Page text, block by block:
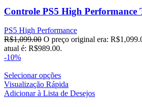
Controle PS5 High Performance
PS5 High Performance
R$1,099.00 O preço original era:
atual é: R$989.00.
-10%
Selecionar opções
Visualização Rápida
Adicionar à Lista de Desejos